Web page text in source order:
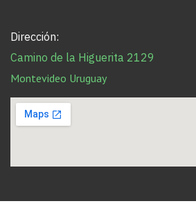
Dirección:
Camino de la Higuerita 2129
Montevideo Uruguay